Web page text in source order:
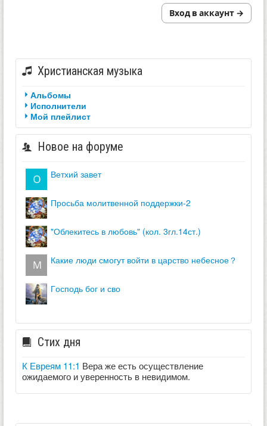
Вход в аккаунт →
Христианская музыка
Альбомы
Исполнители
Мой плейлист
Новое на форуме
ветхий завет
просьба молитвенной поддержки-2
"облекитесь в любовь" (кол. 3гл.14ст.)
какие люди смогут войти в царство небесное？
господь бог и сво
Стих дня
К Евреям 11:1 Вера же есть осуществление
ожидаемого и уверенность в невидимом.